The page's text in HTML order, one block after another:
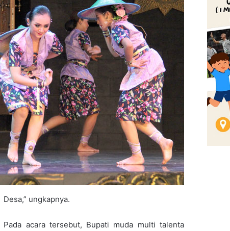
Desa,” ungkapnya.
Pada acara tersebut, Bupati muda multi talenta